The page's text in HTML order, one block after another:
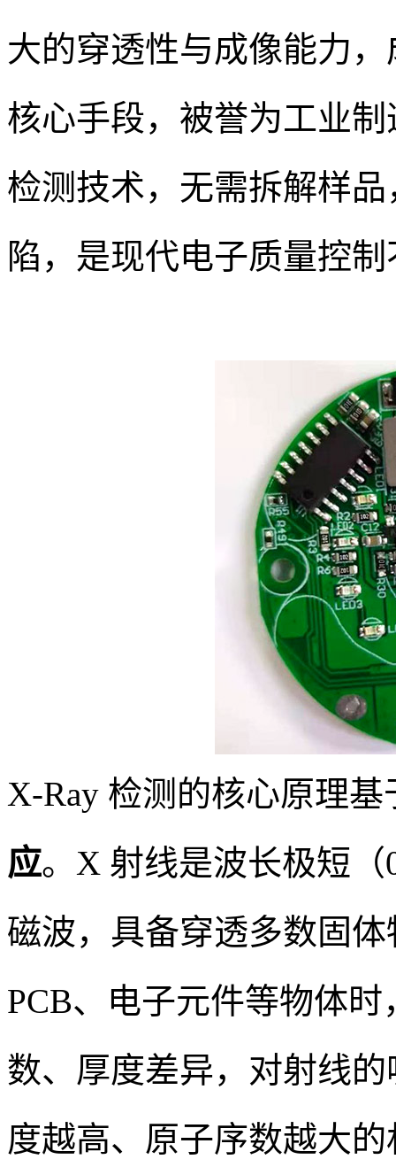
大的穿透性与成像能力
核心手段，被誉为工业
检测技术，无需拆解样
陷，是现代电子质量控
X-Ray 检测的核心原理基
应。X 射线是波长极短
磁波，具备穿透多数固
PCB、电子元件等物体
数、厚度差异，对射线
度越高、原子序数越大